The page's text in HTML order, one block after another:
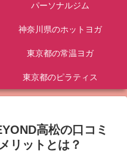
パーソナルジム
神奈川県のホットヨガ
東京都の常温ヨガ
東京都のピラティス
高松の口コミ
リットとは？